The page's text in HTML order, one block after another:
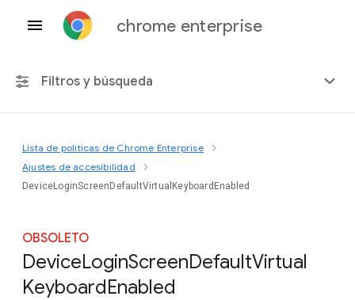
chrome enterprise
Filtros y búsqueda
Cualquier plataforma
Chrome 151
Incluir políticas obsoletas
Lista de políticas de Chrome Enterprise
Ajustes de accesibilidad
DeviceLoginScreenDefaultVirtualKeyboardEnabled
OBSOLETO
DeviceLoginScreenDefaultVirtual
KeyboardEnabled